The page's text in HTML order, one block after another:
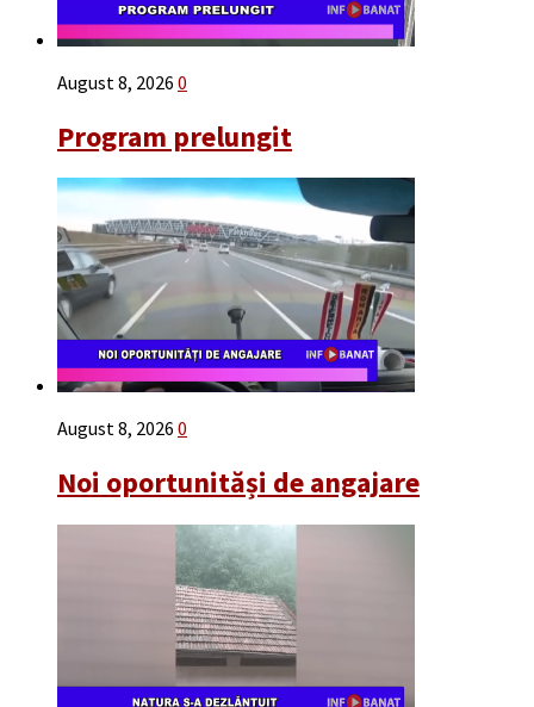
August 8, 2026 0
Program prelungit
August 8, 2026 0
Noi oportunităși de angajare